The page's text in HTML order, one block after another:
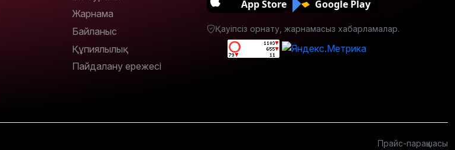
Жарнама
Байланыс
Құпиялылық
Пайдалану ережесі
App Store Google Play
Қауіпсіз орнату, жарнамасыз хабарламалар.
Прайс-парақшасы